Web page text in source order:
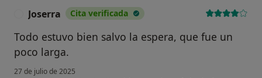
Joserra Cita verificada
Todo estuvo bien salvo la espera, que fue un
poco larga.
27 de julio de 2025